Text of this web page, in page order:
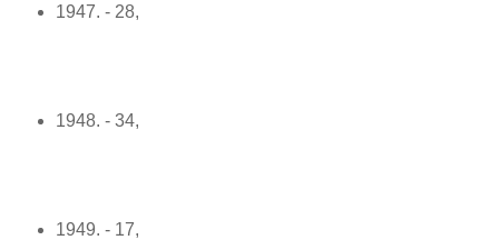
1947. - 28,
1948. - 34,
1949. - 17,